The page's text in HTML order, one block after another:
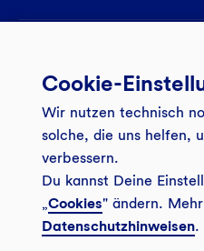
Banking App
Service
Onlinebanking Login
Sicheres Banking
FAQ
Unsere Angebote
Girokonto
Mitgliederkonto
Tagesgeldkonto
Wo wirkt die GLS?
Weitersagen
Veranstaltungen
Kundenmagazin Bankspiegel
Sozial-ökologisch
Cookie-
Wir nutzen technisch
solche, die uns helfen,
verbessern.
Du kannst Deine
„Cookies" ändern.
Datenschutzhinweisen.